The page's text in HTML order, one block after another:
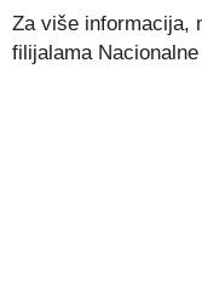
Za više informacija,
filijalama